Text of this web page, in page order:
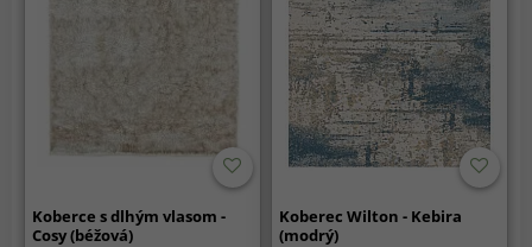
Koberce s dlhým vlasom -
Cosy (béžová)
Koberec Wilton - Kebira
(modrý)